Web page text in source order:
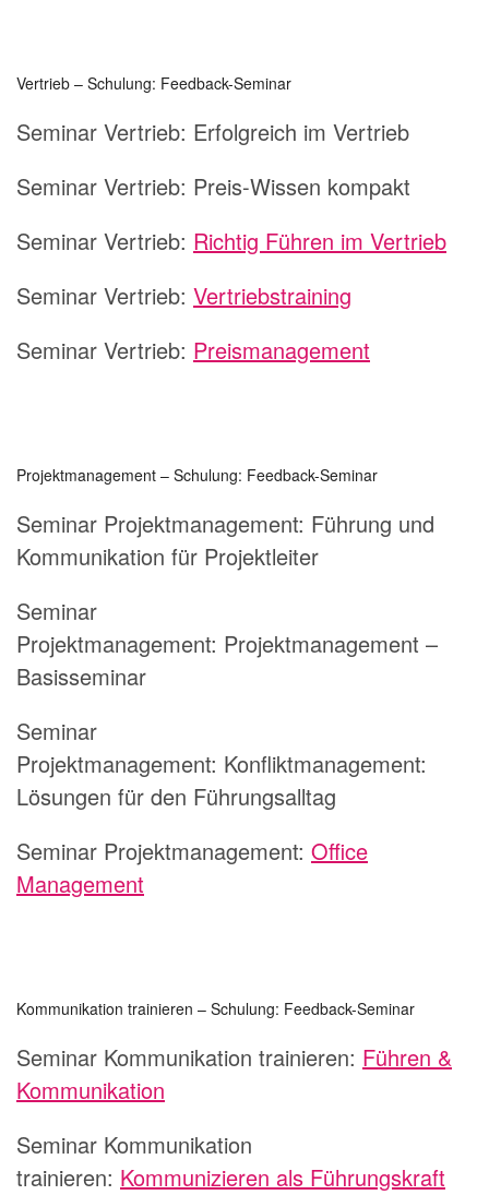
Vertrieb – Schulung: Feedback-Seminar
Seminar Vertrieb: Erfolgreich im Vertrieb
Seminar Vertrieb: Preis-Wissen kompakt
Seminar Vertrieb: Richtig Führen im Vertrieb
Seminar Vertrieb: Vertriebstraining
Seminar Vertrieb: Preismanagement
Projektmanagement – Schulung: Feedback-Seminar
Seminar Projektmanagement: Führung und
Kommunikation für Projektleiter
Seminar
Projektmanagement: Projektmanagement –
Basisseminar
Seminar
Projektmanagement: Konfliktmanagement:
Lösungen für den Führungsalltag
Seminar Projektmanagement: Office
Management
Kommunikation trainieren – Schulung: Feedback-Seminar
Seminar Kommunikation trainieren: Führen &
Kommunikation
Seminar Kommunikation
trainieren: Kommunizieren als Führungskraft